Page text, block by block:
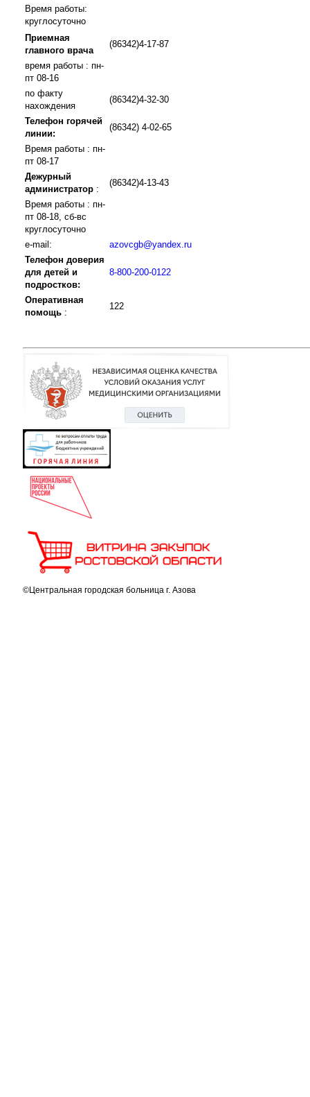
Время работы:
круглосуточно
Приемная
главного врача
(86342)4-17-87
время работы : пн-
пт 08-16
по факту
нахождения
(86342)4-32-30
Телефон горячей
линии:
(86342) 4-02-65
Время работы : пн-
пт 08-17
Дежурный
администратор :
(86342)4-13-43
Время работы : пн-
пт 08-18, сб-вс
круглосуточно
e-mail:
azovcgb@yandex.ru
Телефон доверия
для детей и
подростков:
8-800-200-0122
Оперативная
помощь :
122
©Центральная городская больница г. Азова